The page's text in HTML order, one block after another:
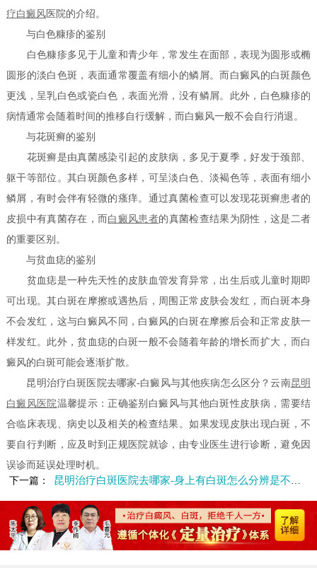
疗白癜风 医院的介绍。
与白色糠疹的鉴别
白色糠疹多见于儿童和青少年，常发生在面部，表现为圆形或椭
圆形的淡白色斑，表面通常覆盖有细小的鳞屑。而白癜风的白斑颜色
更浅，呈乳白色或瓷白色，表面光滑，没有鳞屑。此外，白色糠疹的
病情通常会随着时间的推移自行缓解，而白癜风一般不会自行消退。
与花斑癣的鉴别
花斑癣是由真菌感染引起的皮肤病，多见于夏季，好发于颈部、
躯干等部位。其白斑颜色多样，可呈淡白色、淡褐色等，表面有细小
鳞屑，有时会伴有轻微的瘙痒。通过真菌检查可以发现花斑癣患者的
皮损中有真菌存在，而 白癜风患者的真菌检查结果为阴性，这是二者
的重要区别。
与贫血痣的鉴别
贫血痣是一种先天性的皮肤血管发育异常，出生后或儿童时期即
可出现。其白斑在摩擦或遇热后，周围正常皮肤会发红，而白斑本身
不会发红，这与白癜风不同，白癜风的白斑在摩擦后会和正常皮肤一
样发红。此外，贫血痣的白斑一般不会随着年龄的增长而扩大，而白
癜风的白斑可能会逐渐扩散。
昆明治疗白斑医院去哪家-白癜风与其他疾病怎么区分？云南昆明
白癜风医院温馨提示：正确鉴别白癜风与其他白斑性皮肤病，需要结
合临床表现、病史以及相关的检查结果。如果发现皮肤出现白斑，不
要自行判断，应及时到正规医院就诊，由专业医生进行诊断，避免因
误诊而延误处理时机。
下一篇：
昆明治疗白斑医院去哪家-身上有白斑怎么分辨是不是白癜风